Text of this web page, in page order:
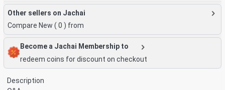
Other sellers on Jachai
Compare New ( 0 ) from
Become a Jachai Membership to
redeem coins for discount on checkout
Description